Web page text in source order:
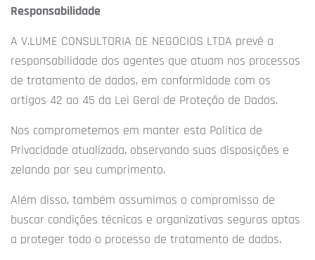
Responsabilidade
A V.LUME CONSULTORIA DE NEGOCIOS LTDA prevê a
responsabilidade dos agentes que atuam nos processos
de tratamento de dados, em conformidade com os
artigos 42 ao 45 da Lei Geral de Proteção de Dados.
Nos comprometemos em manter esta Política de
Privacidade atualizada, observando suas disposições e
zelando por seu cumprimento.
Além disso, também assumimos o compromisso de
buscar condições técnicas e organizativas seguras aptas
a proteger todo o processo de tratamento de dados.